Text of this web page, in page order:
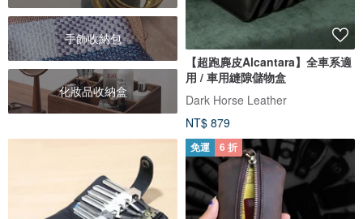
手飾收納包
化妝品收納盒
【超跑麂皮Alcantara】全車系適
用 / 車用縫隙儲物盒
Dark Horse Leather
NT$ 879
免運 6 折